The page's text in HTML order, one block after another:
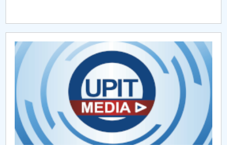
Chestionar angajabilitate ALUMNI – UPB
CAR2026
MENIU CANTINA
Proiecte internaționale 2018
Proiecte internaționale 2022